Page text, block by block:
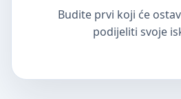
Budite prvi koji će
podijeliti svoje